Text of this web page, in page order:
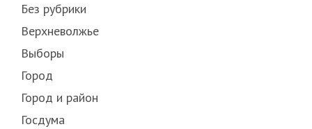
Без рубрики
Верхневолжье
Выборы
Город
Город и район
Госдума